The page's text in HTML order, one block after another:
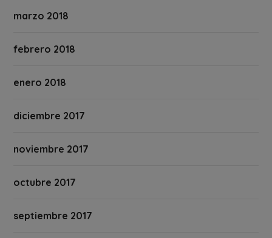
marzo 2018
febrero 2018
enero 2018
diciembre 2017
noviembre 2017
octubre 2017
septiembre 2017